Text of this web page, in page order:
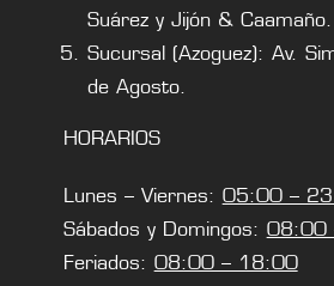
Suárez y Jijón & Caamaño.
Sucursal (Azoguez): Av.
de Agosto.
HORARIOS
Lunes – Viernes: 05:00 –
Sábados y Domingos: 08:00
Feriados: 08:00 – 18:00